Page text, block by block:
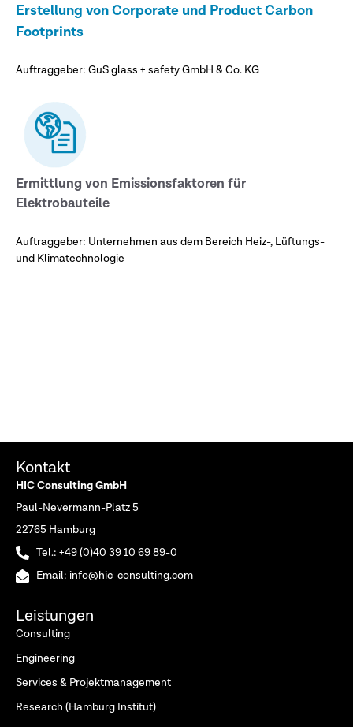
Erstellung von Corporate und Product Carbon
Footprints
Auftraggeber: GuS glass + safety GmbH & Co. KG
Ermittlung von Emissionsfaktoren für
Elektrobauteile
Auftraggeber: Unternehmen aus dem Bereich Heiz-, Lüftungs-
und Klimatechnologie
Kontakt
HIC Consulting GmbH
Paul-Nevermann-Platz 5
22765 Hamburg
Tel.: +49 (0)40 39 10 69 89-0
Email: info@hic-consulting.com
Leistungen
Consulting
Engineering
Services & Projektmanagement
Research (Hamburg Institut)